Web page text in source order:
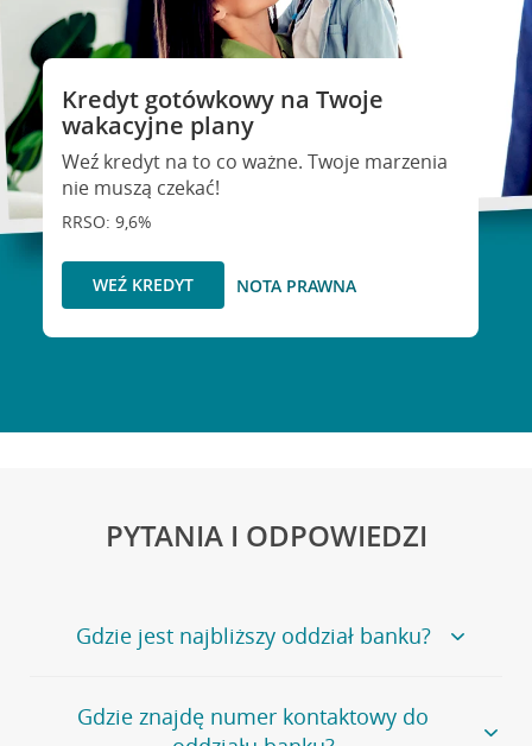
Kredyt gotówkowy na Twoje
wakacyjne plany
Weź kredyt na to co ważne. Twoje marzenia
nie muszą czekać!
RRSO: 9,6%
WEŹ KREDYT NOTA PRAWNA
PYTANIA I ODPOWIEDZI
Gdzie jest najbliższy oddział banku?
Jeśli szukasz oddziału naszego banku, zapraszamy na
stronęPlacówki i bankomaty, na której znajduje się
Gdzie znajdę numer kontaktowy do